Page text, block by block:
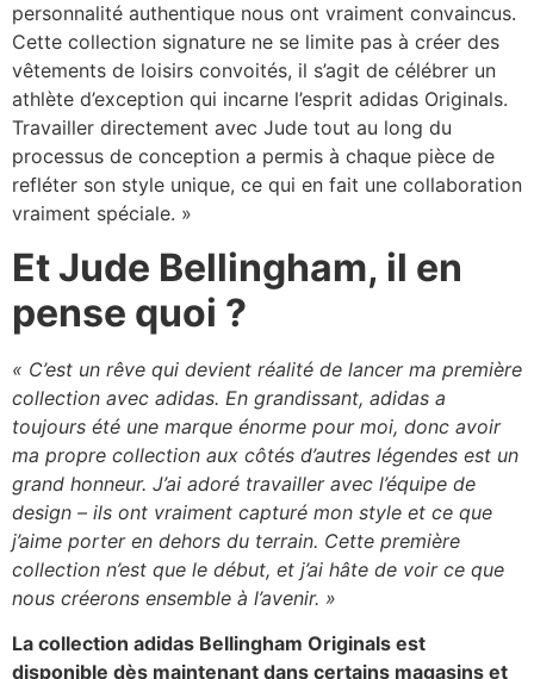
personnalité authentique nous ont vraiment convaincus.
Cette collection signature ne se limite pas à créer des
vêtements de loisirs convoités, il s’agit de célébrer un
athlète d’exception qui incarne l’esprit adidas Originals.
Travailler directement avec Jude tout au long du
processus de conception a permis à chaque pièce de
refléter son style unique, ce qui en fait une collaboration
vraiment spéciale. »
Et Jude Bellingham, il en
pense quoi ?
« C’est un rêve qui devient réalité de lancer ma première
collection avec adidas. En grandissant, adidas a
toujours été une marque énorme pour moi, donc avoir
ma propre collection aux côtés d’autres légendes est un
grand honneur. J’ai adoré travailler avec l’équipe de
design – ils ont vraiment capturé mon style et ce que
j’aime porter en dehors du terrain. Cette première
collection n’est que le début, et j’ai hâte de voir ce que
nous créerons ensemble à l’avenir. »
La collection adidas Bellingham Originals est
disponible dès maintenant dans certains magasins et